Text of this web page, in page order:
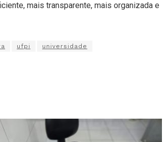
mais transparente, mais organizada e
ufpi universidade